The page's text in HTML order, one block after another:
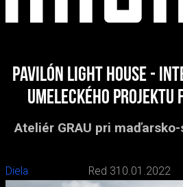
Pavilón Light house -
umeleckého projektu
Ateliér GRAU pri
Diela Red 310.01.2022